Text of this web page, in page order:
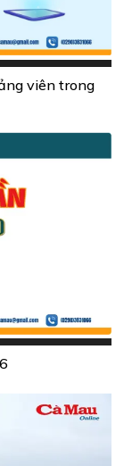
viên trong